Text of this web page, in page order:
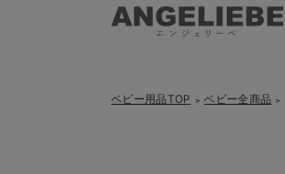
ベビー用品TOP ＞ ベビー全商品 ＞